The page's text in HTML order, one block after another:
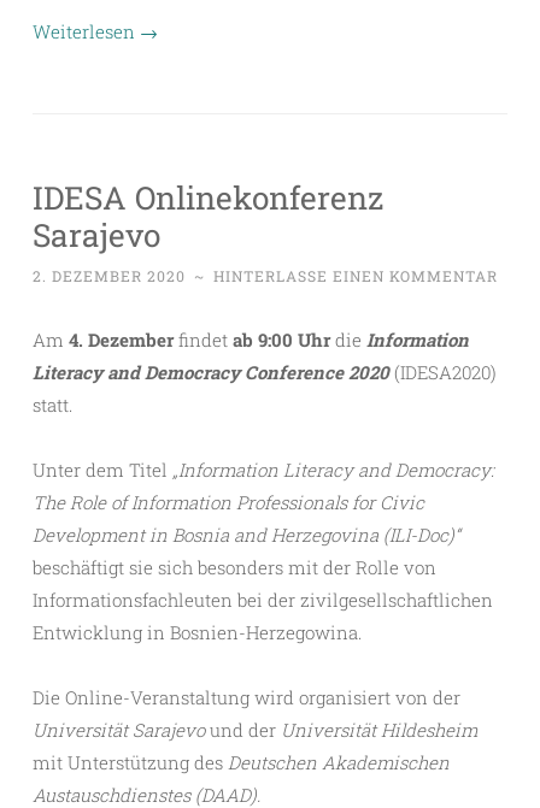
Weiterlesen →
IDESA Onlinekonferenz
Sarajevo
2. DEZEMBER 2020 ~ HINTERLASSE EINEN KOMMENTAR
Am 4. Dezemberfindet ab 9:00 Uhrdie Information
Literacy and Democracy Conference 2020(IDESA2020)
statt.
Unter dem Titel „Information Literacy and Democracy:
The Role of Information Professionals for Civic
Development in Bosnia and Herzegovina (ILI-Doc)“
beschäftigt sie sich besonders mit der Rolle von
Informationsfachleuten bei der zivilgesellschaftlichen
Entwicklung in Bosnien-Herzegowina.
Die Online-Veranstaltung wird organisiert von der
Universität Sarajevound der Universität Hildesheim
mit Unterstützung des Deutschen Akademischen
Austauschdienstes (DAAD).